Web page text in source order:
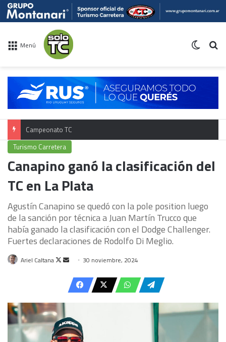
Menú
Campeonato TC
Turismo Carretera
Canapino ganó la clasificación del
TC en La Plata
Agustín Canapino se quedó con la pole position luego
de la sanción por técnica a Juan Martín Trucco que
había ganado la clasificación con el Dodge Challenger.
Fuertes declaraciones de Rodolfo Di Meglio.
Ariel Caltana
Follow
Send
email
30 noviembre, 2024